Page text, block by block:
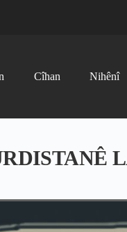
Cîhan Nihênî